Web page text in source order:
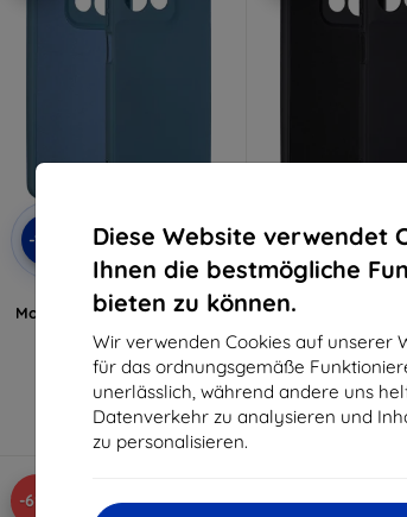
Diese Website verwendet
Ihnen die bestmögliche
bieten zu können.
Wir verwenden Cookies auf unserer
für das ordnungsgemäße
unerlässlich, während andere uns
Datenverkehr zu analysieren und
zu personalisieren.
-10%
mit
Gutschein
EXTRA10
Beline Silikonhülle für
Motorola Moto G PLAY 2026
€ 7,90
€ 7,10
Auf Lager > 5 Stk.
-10%
mit
Gutschein
Motorola Moto G
€ 7,90
€ 7,10
Auf Lager > 5
-69% -69%